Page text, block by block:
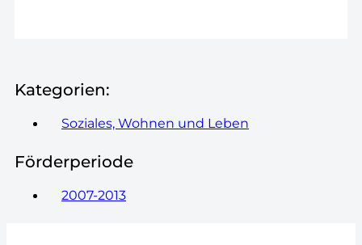
Kategorien:
Soziales, Wohnen und Leben
Förderperiode
2007-2013